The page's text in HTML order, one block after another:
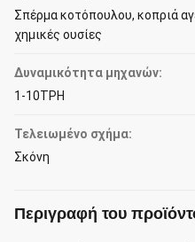
Σπέρμα κοτόπουλου, κοπριά
χημικές ουσίες
Δυναμικότητα μηχανών:
1-10TPH
Τελειωμένο σχήμα:
Σκόνη
Περιγραφή του